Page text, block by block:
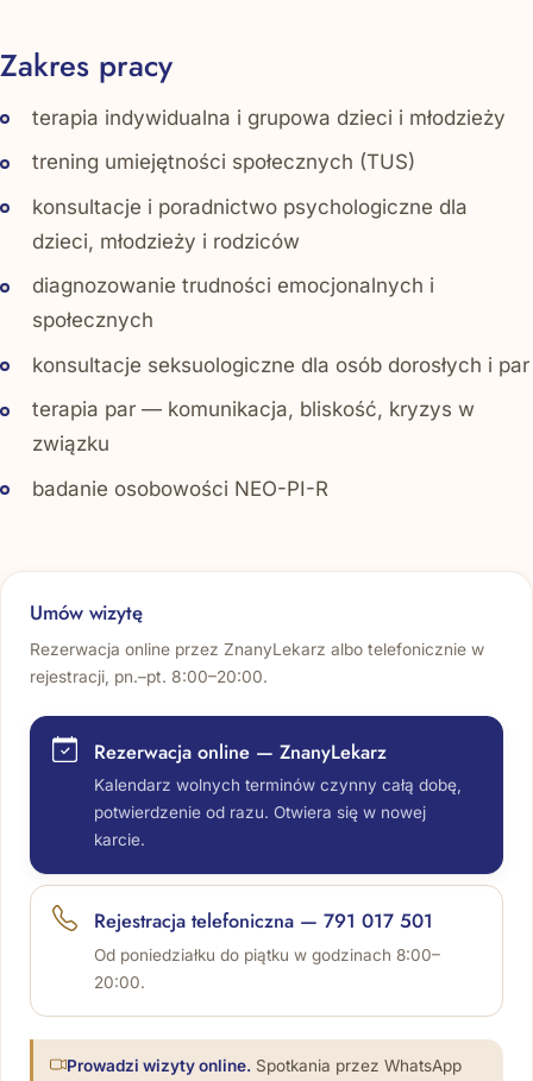
Zakres pracy
terapia indywidualna i grupowa dzieci i młodzieży
trening umiejętności społecznych (TUS)
konsultacje i poradnictwo psychologiczne dla
dzieci, młodzieży i rodziców
diagnozowanie trudności emocjonalnych i
społecznych
konsultacje seksuologiczne dla osób dorosłych i par
terapia par — komunikacja, bliskość, kryzys w
związku
badanie osobowości NEO-PI-R
Umów wizytę
Rezerwacja online przez ZnanyLekarz albo telefonicznie w
rejestracji, pn.–pt. 8:00–20:00.
Rezerwacja online — ZnanyLekarz
Kalendarz wolnych terminów czynny całą dobę,
potwierdzenie od razu. Otwiera się w nowej
karcie.
Rejestracja telefoniczna — 791 017 501
Od poniedziałku do piątku w godzinach 8:00–
20:00.
Prowadzi wizyty online. Spotkania przez WhatsApp